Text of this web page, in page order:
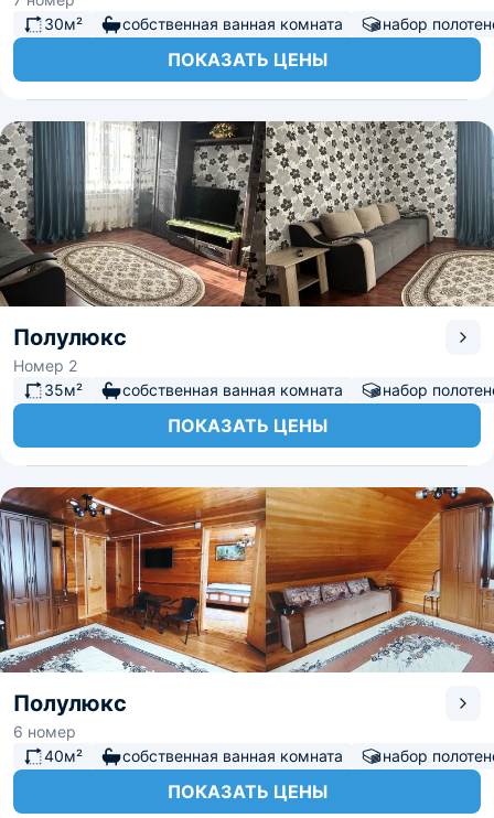
30м²
собственная ванная комната набор
ПОКАЗАТЬ ЦЕНЫ
Полулюкс
Номер 2
35м²
собственная ванная комната набор
ПОКАЗАТЬ ЦЕНЫ
Полулюкс
6 номер
40м²
собственная ванная комната набор
ПОКАЗАТЬ ЦЕНЫ